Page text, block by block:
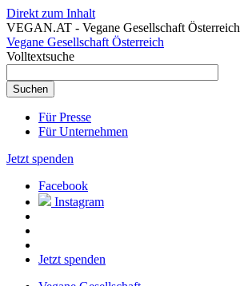
Direkt zum Inhalt
VEGAN.AT - Vegane Gesellschaft Österreich
Vegane Gesellschaft Österreich
Volltextsuche
Für Presse
Für Unternehmen
Jetzt spenden
Facebook
Instagram
Jetzt spenden